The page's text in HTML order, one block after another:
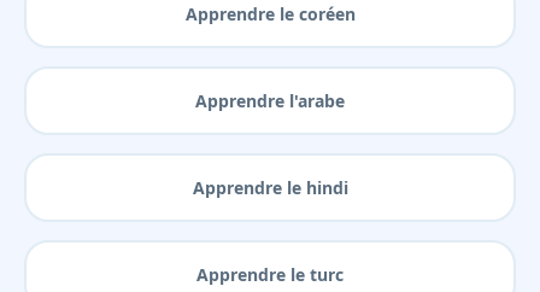
Apprendre le coréen
Apprendre l'arabe
Apprendre le hindi
Apprendre le turc